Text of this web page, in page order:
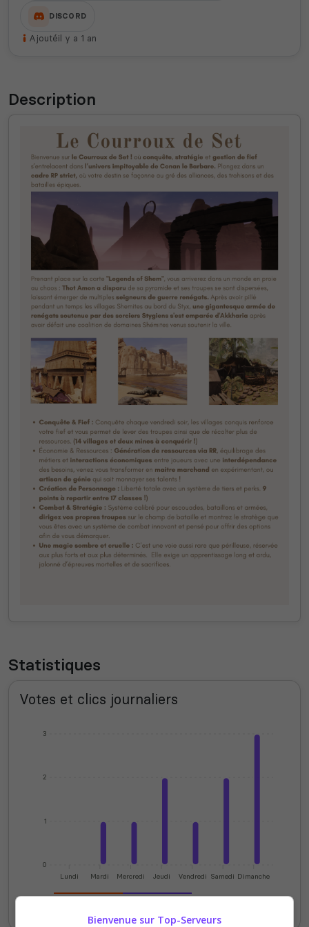
DISCORD
Ajoutéil y a 1 an
Description
Statistiques
Votes et clics journaliers
0
1
2
3
Lundi Mardi Mercredi Jeudi Vendredi Samedi Dimanche
Bienvenue sur Top-Serveurs